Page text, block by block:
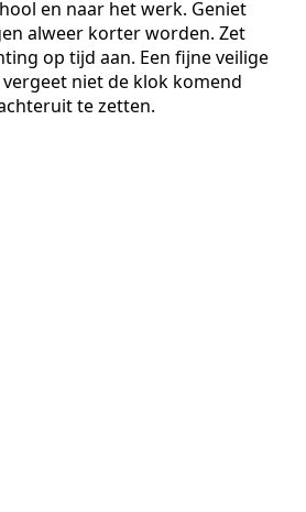
en naar het werk. Geniet
alweer korter worden. Zet
op tijd aan. Een fijne veilige
niet de klok komend
te zetten.